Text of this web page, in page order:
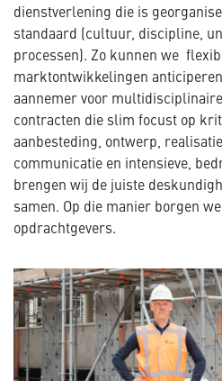
dienstverlening die is
standaard (cultuur, discipline,
processen). Zo kunnen we
marktontwikkelingen
aannemer voor
contracten die slim focust op
aanbesteding, ontwerp,
communicatie en intensieve,
brengen wij de juiste
samen. Op die manier borgen
opdrachtgevers.